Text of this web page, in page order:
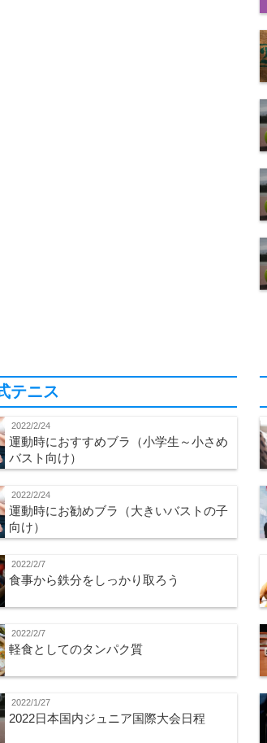
テニス
2022/2/24
運動時におすすめブラ（小学生～小さめ
バスト向け）
2022/2/24
運動時にお勧めブラ（大きいバストの子
向け）
2022/2/7
食事から鉄分をしっかり取ろう
2022/2/7
軽食としてのタンパク質
2022/1/27
2022日本国内ジュニア国際大会日程